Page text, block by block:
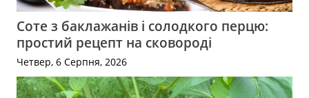
Соте з баклажанів і солодкого перцю:
простий рецепт на сковороді
Четвер, 6 Серпня, 2026